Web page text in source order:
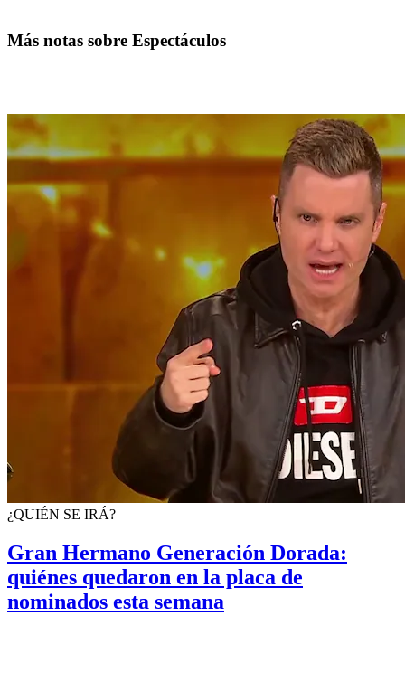
Más notas sobre Espectáculos
¿QUIÉN SE IRÁ?
Gran Hermano Generación Dorada:
quiénes quedaron en la placa de
nominados esta semana